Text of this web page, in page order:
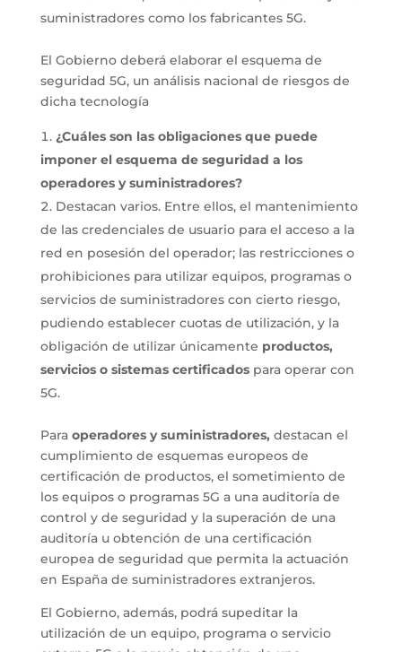
suministradores como los fabricantes 5G.
El Gobierno deberá elaborar el esquema de
seguridad 5G, un análisis nacional de riesgos de
dicha tecnología
¿Cuáles son las obligaciones que puede
imponer el esquema de seguridad a los
operadores y suministradores?
Destacan varios. Entre ellos, el mantenimiento
de las credenciales de usuario para el acceso a la
red en posesión del operador; las restricciones o
prohibiciones para utilizar equipos, programas o
servicios de suministradores con cierto riesgo,
pudiendo establecer cuotas de utilización, y la
obligación de utilizar únicamente productos,
servicios o sistemas certificados para operar con
5G.
Paraoperadores y suministradores, destacan el
cumplimiento de esquemas europeos de
certificación de productos, el sometimiento de
los equipos o programas 5G a una auditoría de
control y de seguridad y la superación de una
auditoría u obtención de una certificación
europea de seguridad que permita la actuación
en España de suministradores extranjeros.
El Gobierno, además, podrá supeditar la
utilización de un equipo, programa o servicio